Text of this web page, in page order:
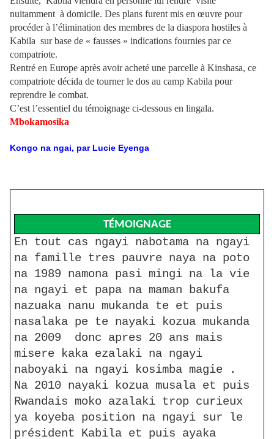
nuitamment à domicile. Des plans furent mis en œuvre pour
procéder à l’élimination des membres de la diaspora hostiles à
Kabila sur base de « fausses » indications fournies par ce
compatriote.
Rentré en Europe après avoir acheté une parcelle à Kinshasa, ce
compatriote décida de tourner le dos au camp Kabila pour
reprendre le combat.
C’est l’essentiel du témoignage ci-dessous en lingala.
Mbokamosika
Kongo na ngai, par Lucie Eyenga
TÉMOIGNAGE
En tout cas ngayi nabotama na ngayi
na famille tres pauvre naya na poto
na 1989 namona pasi mingi na la vie
na ngayi et papa na maman bakufa
nazuaka nanu mukanda te et puis
nasalaka pe te nayaki kozua mukanda
na 2009 donc apres 20 ans mais
misere kaka ezalaki na ngayi
naboyaki na ngayi kosimba magie .
Na 2010 nayaki kozua musala et puis
Rwandais moko azalaki trop curieux
ya koyeba position na ngayi sur le
président Kabila et puis ayaka